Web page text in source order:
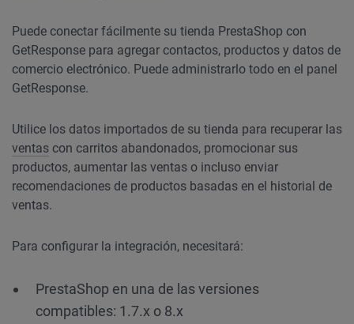
Puede conectar fácilmente su tienda PrestaShop con
GetResponse para agregar contactos, productos y datos de
comercio electrónico. Puede administrarlo todo en el panel
GetResponse.
Utilice los datos importados de su tienda para recuperar las
ventas con carritos abandonados, promocionar sus
productos, aumentar las ventas o incluso enviar
recomendaciones de productos basadas en el historial de
ventas.
Para configurar la integración, necesitará:
PrestaShop en una de las versiones
compatibles: 1.7.x o 8.x